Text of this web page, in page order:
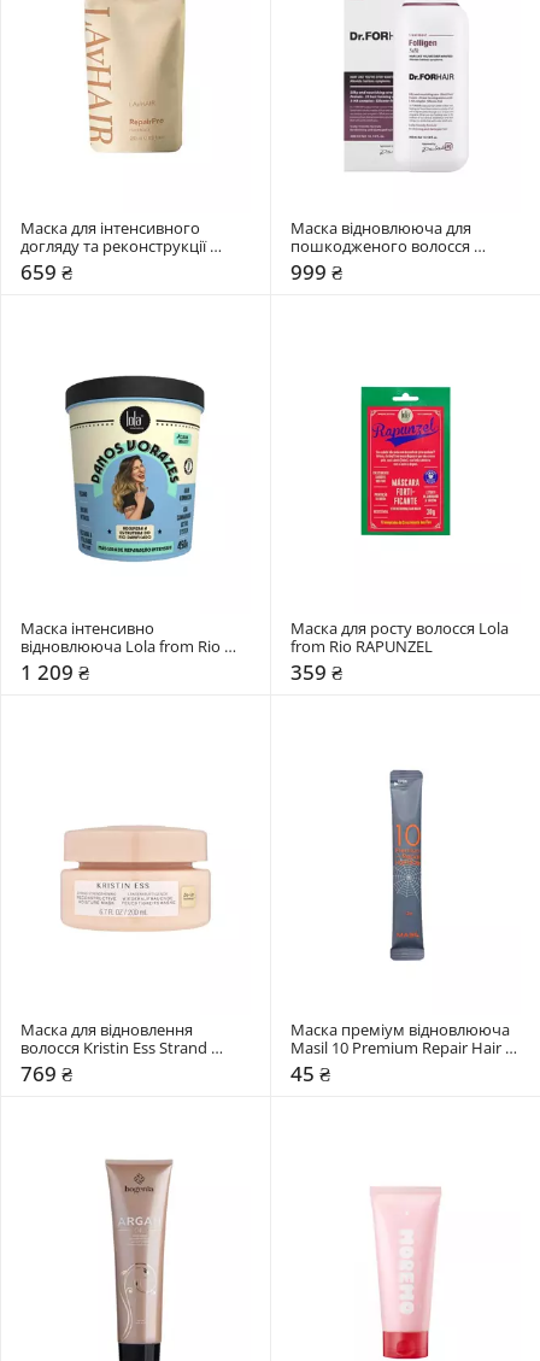
Маска для інтенсивного
догляду та реконструкції
пошкодженого волосся
LAvHAIR RepairPro
659 ₴
Маска відновлююча для
пошкодженого волосся
Dr.FORHAIR Folligen Silk
999 ₴
Маска інтенсивно
відновлююча Lola from Rio
DANOS VORAZES
1 209 ₴
Маска для росту волосся Lola
from Rio RAPUNZEL
359 ₴
Маска для відновлення
волосся Kristin Ess Strand
Strengthening Reconstructive
769 ₴
Маска преміум відновлююча
Masil 10 Premium Repair Hair
Mask
45 ₴